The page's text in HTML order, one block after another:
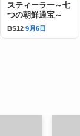
スティーラー～七
つの朝鮮通宝～
BS12 9月6日